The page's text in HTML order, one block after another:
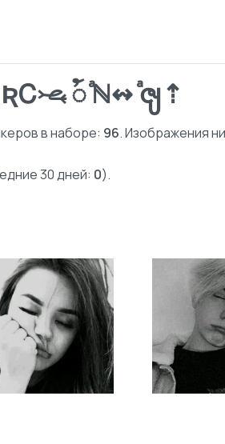
ⷶℕ↭ ⷶၛ⇡
в наборе: 96. Изображения
30 дней: 0).